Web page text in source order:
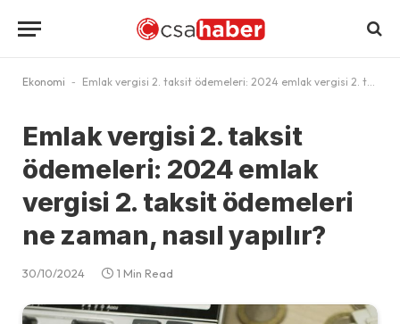
Ekonomi - Emlak vergisi 2. taksit ödemeleri: 2024 emlak vergisi 2. taksit ödemeleri ne zaman, nasıl yapılır?
Emlak vergisi 2. taksit
ödemeleri: 2024 emlak
vergisi 2. taksit ödemeleri
ne zaman, nasıl yapılır?
30/10/2024 1 Min Read